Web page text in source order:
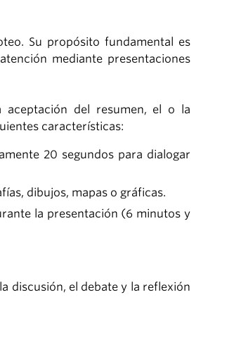
Su propósito fundamental es
mediante presentaciones
del resumen, el o la
características:
20 segundos para dialogar
dibujos, mapas o gráficas.
la presentación (6 minutos y
discusión, el debate y la reflexión